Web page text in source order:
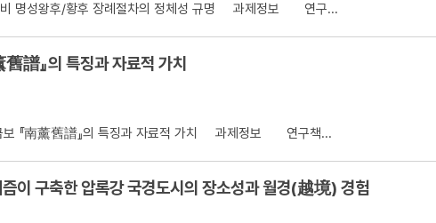
비 명성왕후/황후 장례절차의 정체성 규명 과제정보 연구...
譜』의 특징과 자료적 가치
보 『南薰舊譜』의 특징과 자료적 가치 과제정보 연구책...
이 구축한 압록강 국경도시의 장소성과 월경(越境) 경험